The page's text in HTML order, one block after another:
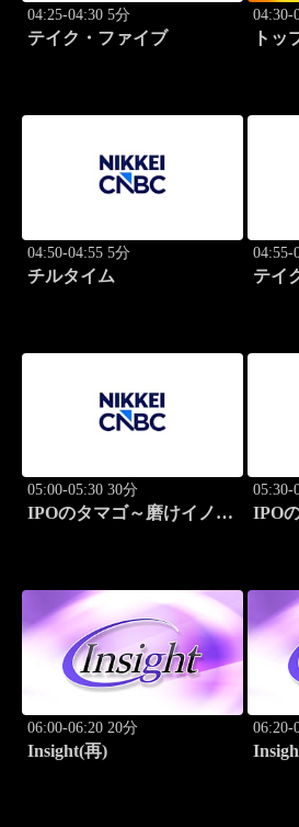
04:25-04:30 5分
テイク・ファイブ
04:30-
トッ
04:50-04:55 5分
チルタイム
04:55-
テイ
05:00-05:30 30分
IPOのタマゴ～磨けイノベ
05:30-
IPO
06:00-06:20 20分
Insight(再)
06:20-